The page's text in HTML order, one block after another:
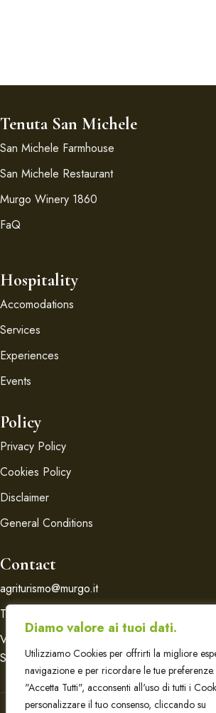
Diamo valore ai tuoi dati.
Utilizziamo Cookies per offrirti la migliore
navigazione e per ricordare le tue
"Accetta Tutti", acconsenti all'uso di tutti i
personalizzare il tuo consenso, cliccando su
Tenuta San Michele
San Michele Farmhouse
San Michele Restaurant
Murgo Winery 1860
FaQ
Hospitality
Accomodations
Services
Experiences
Events
Policy
Privacy Policy
Cookies Policy
Disclaimer
General Conditions
Contact
agriturismo@murgo.it
T. +39 095 95 05 20
Via Zafferana, 13
Santa Venerina - Catania